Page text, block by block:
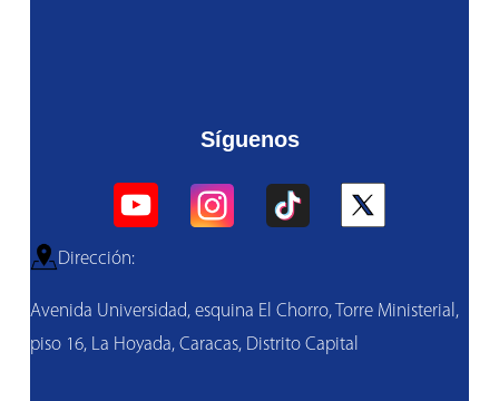
Síguenos
Dirección:
Avenida Universidad, esquina El Chorro, Torre Ministerial,
piso 16, La Hoyada, Caracas, Distrito Capital